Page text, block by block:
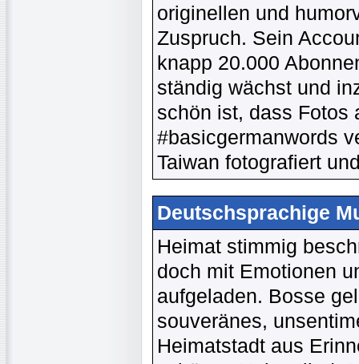
originellen und
Zuspruch. Sein
knapp 20.000
ständig wächst und
schön ist, dass Fotos
#basicgermanwords
Taiwan fotografiert
Deutschsprachige
Heimat stimmig
doch mit Emotionen
aufgeladen. Bosse
souveränes,
Heimatstadt aus